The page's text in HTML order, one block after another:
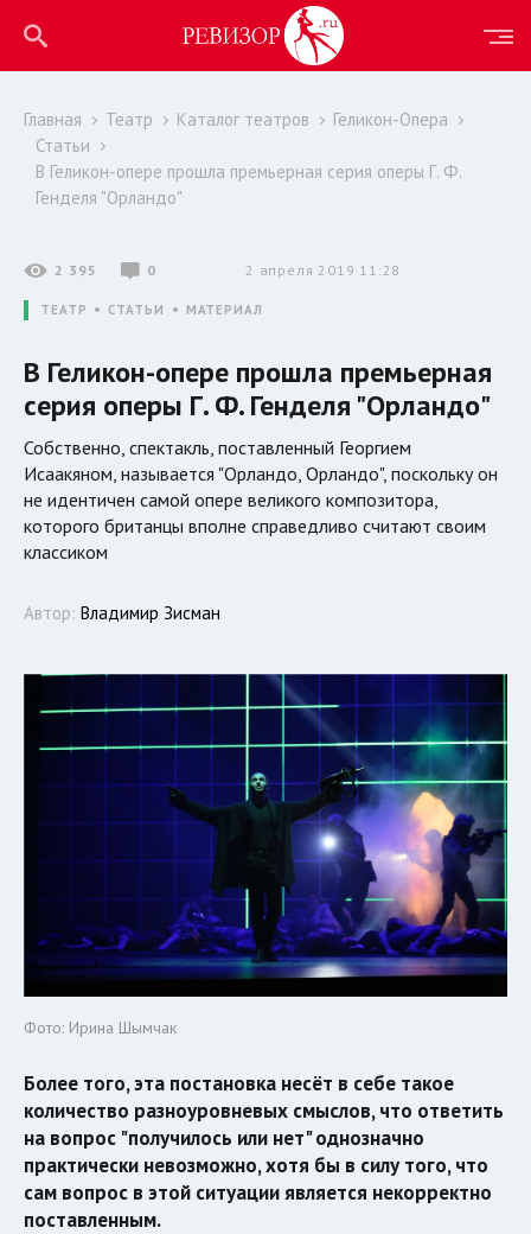
Главная Театр Каталог театров
Геликон-Опера
Статьи
В Геликон-опере прошла премьерная серия оперы Г. Ф.
Генделя "Орландо"
2 395 0 2 апреля 2019 11:28
ТЕАТР СТАТЬИ МАТЕРИАЛ
В Геликон-опере прошла премьерная
серия оперы Г. Ф. Генделя "Орландо"
Собственно, спектакль, поставленный Георгием
Исаакяном, называется "Орландо, Орландо", поскольку он
не идентичен самой опере великого композитора,
которого британцы вполне справедливо считают своим
классиком
Автор: Владимир Зисман
Фото: Ирина Шымчак
Более того, эта постановка несёт в себе такое
количество разноуровневых смыслов, что ответить
на вопрос "получилось или нет" однозначно
практически невозможно, хотя бы в силу того, что
сам вопрос в этой ситуации является некорректно
поставленным.